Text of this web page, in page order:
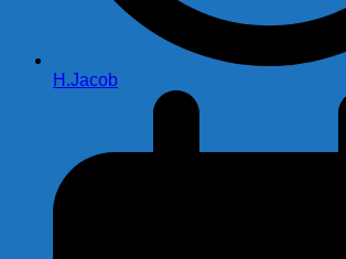
H.Jacob